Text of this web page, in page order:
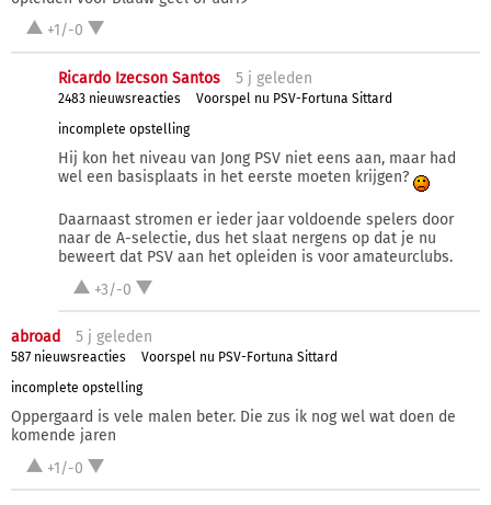
+1/-0
Ricardo Izecson Santos 5 j geleden
2483 nieuwsreacties
Voorspel nu PSV-Fortuna Sittard
incomplete opstelling
Hij kon het niveau van Jong PSV niet eens aan, maar had
wel een basisplaats in het eerste moeten krijgen?
Daarnaast stromen er ieder jaar voldoende spelers door
naar de A-selectie, dus het slaat nergens op dat je nu
beweert dat PSV aan het opleiden is voor amateurclubs.
+3/-0
abroad 5 j geleden
587 nieuwsreacties
Voorspel nu PSV-Fortuna Sittard
incomplete opstelling
Oppergaard is vele malen beter. Die zus ik nog wel wat doen de
komende jaren
+1/-0